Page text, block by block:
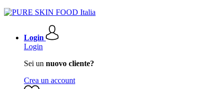
Login
Login
Sei un nuovo cliente?
Crea un account